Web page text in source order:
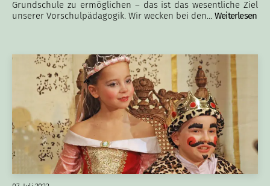
Grundschule zu ermöglichen – das ist das wesentliche Ziel
unserer Vorschulpädagogik. Wir wecken bei den… Weiterlesen